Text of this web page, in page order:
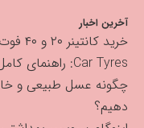
آخرین اخبار
خرید کانتینر ۲۰ و ۴۰ فوت با بهترین قیمت
Car Tyres: راهنمای کامل خرید تایر
چگونه عسل طبیعی و
دهیم؟